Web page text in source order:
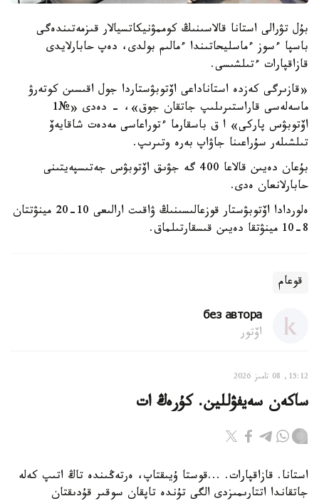
بۇل تۋرالى استانا قالاسىنىڭ كوممۋنيكاتسيالار قىزمەتىندەگى
باسپا ءسوز ءماسليحاتىندا ءمالىم بولدى، دەپ حابارلايدى
قازاقپارات ءتىلشىسى.
«قازىرگى كەزدە استاناداعى اۆتوبۋستاردا جول اقىسىن كوتەرۋ
ماسەلەسى قاراستىرىلىپ جاتقان جوق»، - دەدى «№1
اۆتوبۋس پاركى» ا ق باسقارما ءتوراعاسى مەدەت شاقايەۆ
تىلشىلەر سۇراعىنا جاۋاپ بەرە وتىرىپ.
بۇعان دەيىن قالاعا 400 گە جۋىق اۆتوبۋس جەتىسپەيتىنى
حابارلانعان ەدى.
ەلوردادا اۆتوبۋستار قوزعالىسىنىڭ ۋاقىت ارالىعى 10-20 مينۋتتان
8-10 مينۋتقا دەيىن قىسقارتىلماق.
قوعام
без автора
اۆتور
15:12, 08 تامىز 2026
ساكەن سەيفۋللين. كۇرەڭ ات
استانا. قازاقپارات. ...قوستا ۇيىقتاپ، ەرتەڭىندە تاڭ اتىپ كەلە
جاتقاندا اتتارىمىزدى الگى تۇندە تاپقان سوقىر قۇدىقتان